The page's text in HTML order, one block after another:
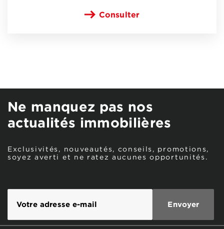
Consulter
Ne manquez pas nos
actualités immobilières
Exclusivités, nouveautés, conseils, promotions,
soyez averti et ne ratez aucunes opportunités.